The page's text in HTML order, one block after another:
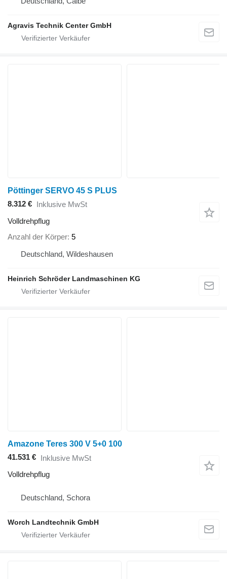
Agravis Technik Center GmbH
Pöttinger SERVO 45 S PLUS
8.312 € Inklusive MwSt
Volldrehpflug
Anzahl der Körper 5
Deutschland, Wildeshausen
Heinrich Schröder Landmaschinen KG
Amazone Teres 300 V 5+0 100
41.531 € Inklusive MwSt
Volldrehpflug
Deutschland, Schora
Worch Landtechnik GmbH